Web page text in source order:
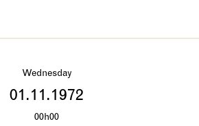
Wednesday
01.11.1972
00h00